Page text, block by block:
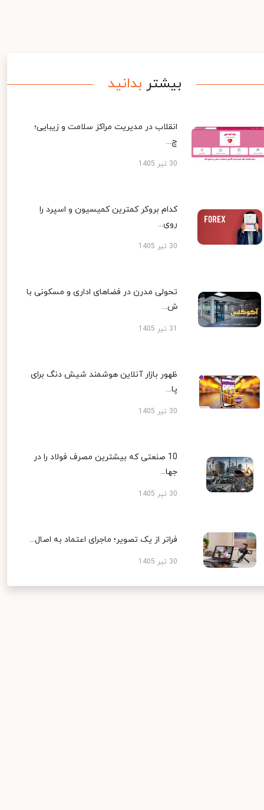
بیشتر بدانید
انقلاب در مدیریت مراکز سلامت و زیبایی؛
چ...
30 تیر 1405
کدام بروکر کمترین کمیسیون و اسپرد را
روی...
30 تیر 1405
تحولی مدرن در فضاهای اداری و مسکونی با
ش...
ظهور بازار آنلاین هوشمند شیش دنگ برای
پا...
30 تیر 1405
10 صنعتی که بیشترین مصرف فولاد را در
جها...
30 تیر 1405
فراتر از یک تصویر؛ ماجرای اعتماد به اصال...
30 تیر 1405